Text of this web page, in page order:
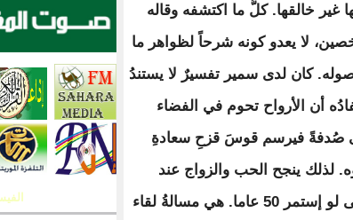
غير خالقها. كلُّ ما اكتشفه وقاله
لا يعدو كونه شرحاً لظواهر ما
كان لدى سمير تفسيرٌ لا يستندُ
أن الأرواح تحوم في الفضاء
صُدفةً فيرسم قوسَ قزحِ سعادةِ
لذلك ينجح الحب والزواج عند
البعض، ويفشل فشلا ذريعا عن كثرين حتى لو إستمر 50 عاما. هي مسالةُ لقاء